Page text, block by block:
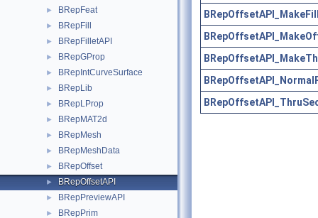
► BRepFeat
► BRepFill
► BRepFilletAPI
► BRepGProp
► BRepIntCurveSurface
► BRepLib
► BRepLProp
► BRepMAT2d
► BRepMesh
► BRepMeshData
► BRepOffset
► BRepOffsetAPI
► BRepPreviewAPI
► BRepPrim